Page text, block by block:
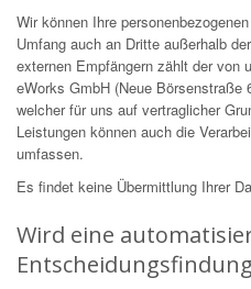
Wir können Ihre
Umfang auch an Dritte außerhalb
externen Empfängern zählt der von
eWorks GmbH (Neue Börsenstraße
welcher für uns auf vertraglicher
Leistungen können auch die
umfassen.
Es findet keine Übermittlung Ihrer
Wird eine